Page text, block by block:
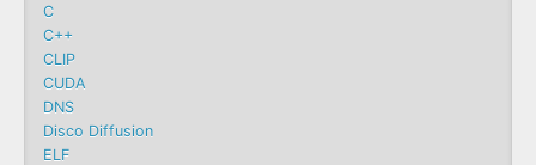
C
C++
CLIP
CUDA
DNS
Disco Diffusion
ELF